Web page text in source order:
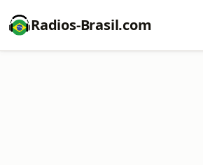
Radios-Brasil.com